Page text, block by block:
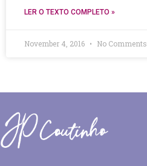
LER O TEXTO COMPLETO »
November 4, 2016 No Comments